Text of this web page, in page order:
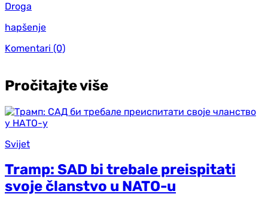
Droga
hapšenje
Komentari (0)
Pročitajte više
Svijet
Tramp: SAD bi trebale preispitati
svoje članstvo u NATO-u